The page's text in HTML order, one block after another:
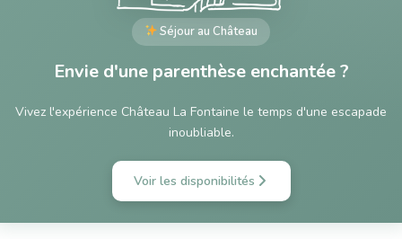
Séjour au Château
Envie d'une parenthèse enchantée ?
Vivez l'expérience Château La Fontaine le temps d'une escapade
inoubliable.
Voir les disponibilités